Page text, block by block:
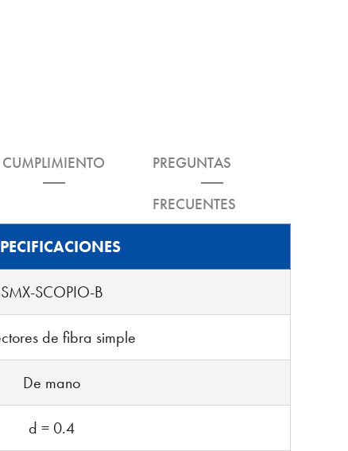
CUMPLIMIENTO PREGUNTAS
FRECUENTES
SMX-SCOPIO-B
de fibra simple
De mano
d = 0.4